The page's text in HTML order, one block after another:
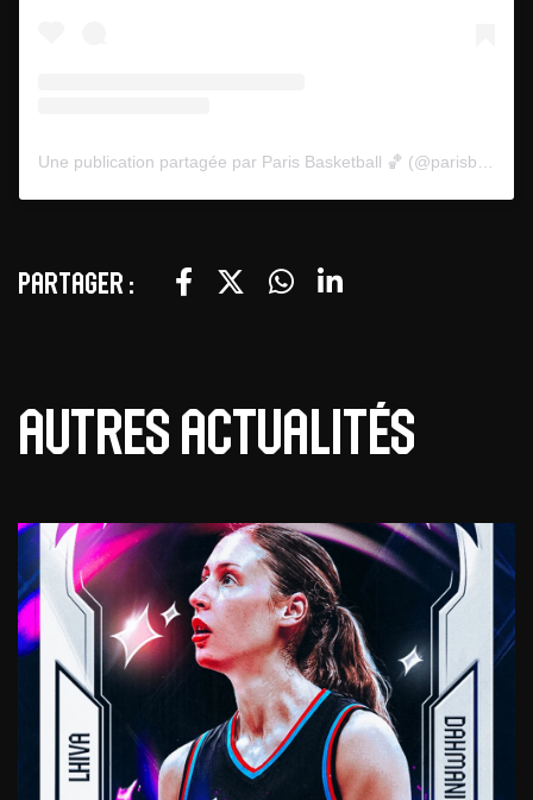
Une publication partagée par Paris Basketball 🏀 (@parisbasketball)
Partager :
Autres actualités